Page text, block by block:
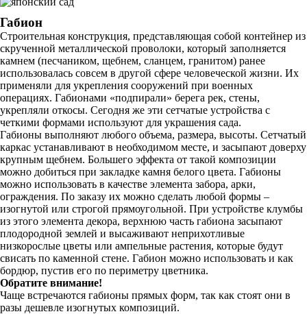
Габион
Строительная конструкция, представляющая собой контейнер из
скрученной металлической проволоки, который заполняется
камнем (песчаником, щебнем, сланцем, гранитом) ранее
использовалась совсем в другой сфере человеческой жизни. Их
применяли для укрепления сооружений при военных
операциях. Габионами «подпирали» берега рек, стены,
укрепляли откосы. Сегодня же эти сетчатые устройства с
четкими формами используют для украшения сада.
Габионы выполняют любого объема, размера, высоты. Сетчатый
каркас устанавливают в необходимом месте, и засыпают доверху
крупным щебнем. Большего эффекта от такой композиции
можно добиться при закладке камня белого цвета. Габионы
можно использовать в качестве элемента забора, арки,
ограждения. По заказу их можно сделать любой формы –
изогнутой или строгой прямоугольной. При устройстве клумбы
из этого элемента декора, верхнюю часть габиона засыпают
плодородной землей и высаживают неприхотливые
низкорослые цветы или ампельные растения, которые будут
свисать по каменной стене. Габион можно использовать и как
бордюр, пустив его по периметру цветника.
Обратите внимание!
Чаще встречаются габионы прямых форм, так как стоят они в
разы дешевле изогнутых композиций.